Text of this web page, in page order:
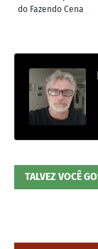
do Fazendo Cena
TALVEZ VOCÊ